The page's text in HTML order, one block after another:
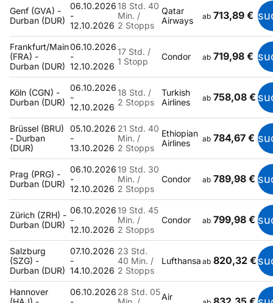
Genf (GVA) -
Durban (DUR)
06.10.2026
-
12.10.2026
18 Std. 40
Min. /
2 Stopps
Qatar
Airways
ab 713,89 €
Frankfurt/Main
(FRA) -
Durban (DUR)
06.10.2026
-
12.10.2026
17 Std. /
1 Stopp
Condor ab 719,98 €
Köln (CGN) -
Durban (DUR)
06.10.2026
-
12.10.2026
18 Std. /
2 Stopps
Turkish
Airlines
ab 758,08 €
Brüssel (BRU)
- Durban
(DUR)
05.10.2026
-
13.10.2026
21 Std. 40
Min. /
2 Stopps
Ethiopian
Airlines
ab 784,67 €
Prag (PRG) -
Durban (DUR)
06.10.2026
-
12.10.2026
19 Std. 30
Min. /
2 Stopps
Condor ab 789,98 €
Zürich (ZRH) -
Durban (DUR)
06.10.2026
-
12.10.2026
19 Std. 45
Min. /
2 Stopps
Condor ab 799,98 €
Salzburg
(SZG) -
Durban (DUR)
07.10.2026
-
14.10.2026
23 Std.
40 Min. /
2 Stopps
Lufthansa ab 820,32 €
Hannover
06.10.2026 28 Std. 05Air